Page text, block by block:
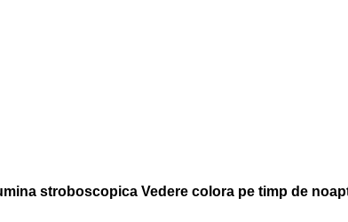
stroboscopica Vedere colora pe timp de